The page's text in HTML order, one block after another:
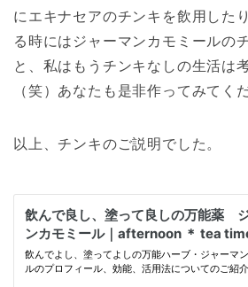
にエキナセアのチンキを飲用した
る時にはジャーマンカモミールの
と、私はもうチンキなしの生活は
（笑）あなたも是非作ってみてく
以上、チンキのご説明でした。